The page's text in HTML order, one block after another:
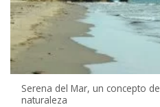
Serena del Mar, un concepto
naturaleza